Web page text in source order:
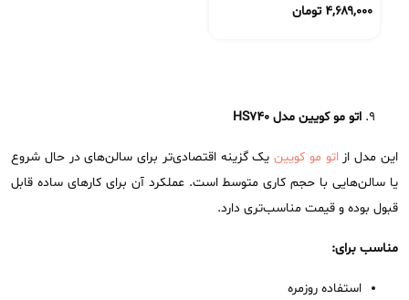
۴,۶۸۹,۰۰۰ تومان
اتو مو کویین مدل HS740
این مدل از اتو مو کویینیک گزینه اقتصادی‌تر برای سالن‌های در حال شروع
یا سالن‌هایی با حجم کاری متوسط است. عملکرد آن برای کارهای ساده قابل
قبول بوده و قیمت مناسب‌تری دارد.
مناسب برای:
استفاده روزمره